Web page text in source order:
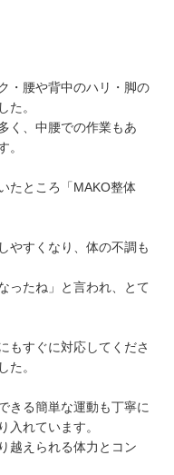
・腰や背中のハリ・脚の
た。
く、中腰での作業もあ
。
たところ「MAKO整体
やすくなり、体の不調も
ったね」と言われ、とて
もすぐに対応してくださ
た。
きる簡単な運動も丁寧に
入れています。
越えられる体力とコン